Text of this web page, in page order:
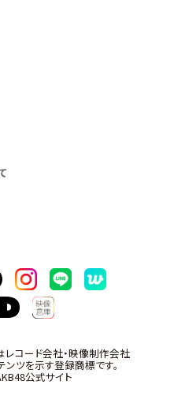
レコード会社・映像制作会社
ツを示す登録商標です。
公式サイト